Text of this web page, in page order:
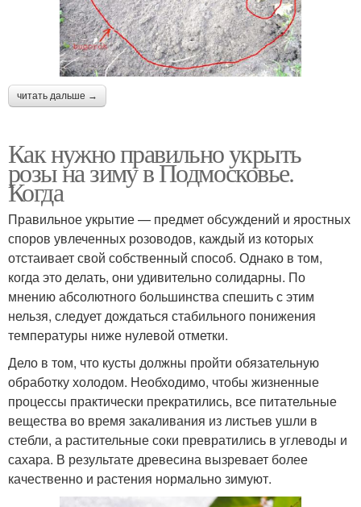
читать дальше →
Как нужно правильно укрыть
розы на зиму в Подмосковье.
Когда
Правильное укрытие — предмет обсуждений и яростных
споров увлеченных розоводов, каждый из которых
отстаивает свой собственный способ. Однако в том,
когда это делать, они удивительно солидарны. По
мнению абсолютного большинства спешить с этим
нельзя, следует дождаться стабильного понижения
температуры ниже нулевой отметки.
Дело в том, что кусты должны пройти обязательную
обработку холодом. Необходимо, чтобы жизненные
процессы практически прекратились, все питательные
вещества во время закаливания из листьев ушли в
стебли, а растительные соки превратились в углеводы и
сахара. В результате древесина вызревает более
качественно и растения нормально зимуют.